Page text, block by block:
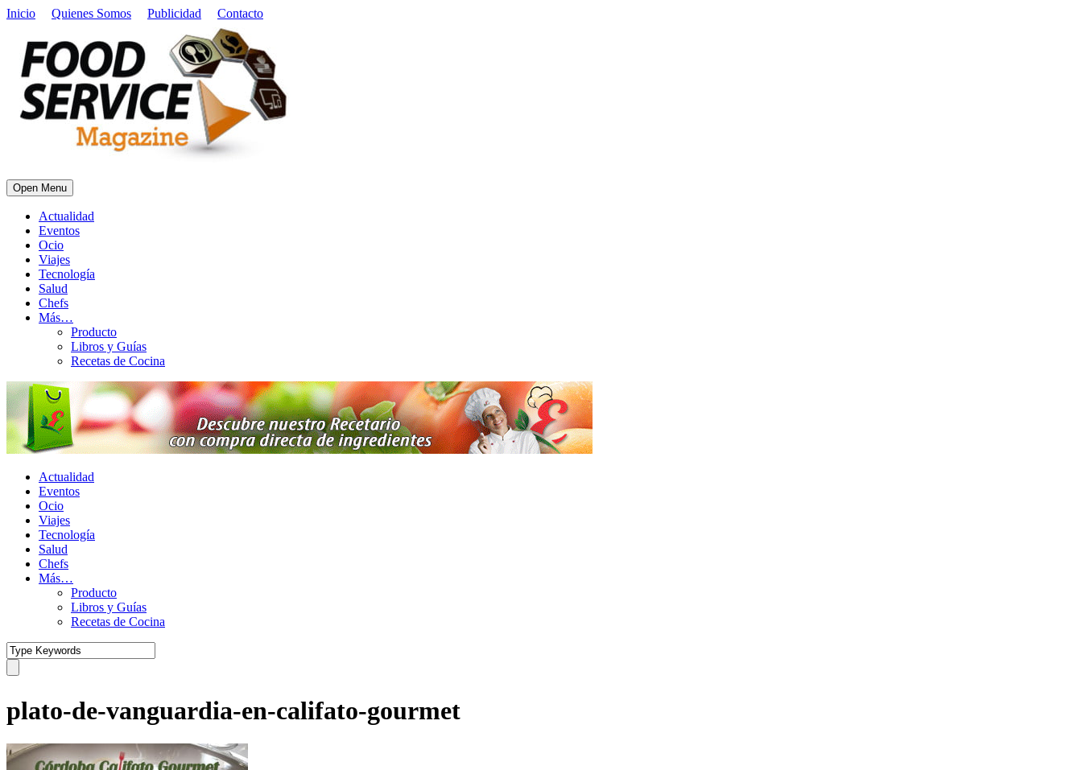
Inicio Quienes Somos Publicidad Contacto
Open Menu
Actualidad
Eventos
Ocio
Viajes
Tecnología
Salud
Chefs
Más…
Producto
Libros y Guías
Recetas de Cocina
Actualidad
Eventos
Ocio
Viajes
Tecnología
Salud
Chefs
Más…
Producto
Libros y Guías
Recetas de Cocina
plato-de-vanguardia-en-califato-gourmet